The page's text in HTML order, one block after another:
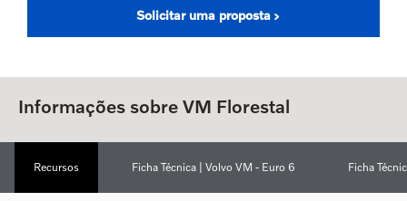
Solicitar uma proposta
Informações sobre VM Florestal
Recursos Ficha Técnica | Volvo VM - Euro 6 Ficha